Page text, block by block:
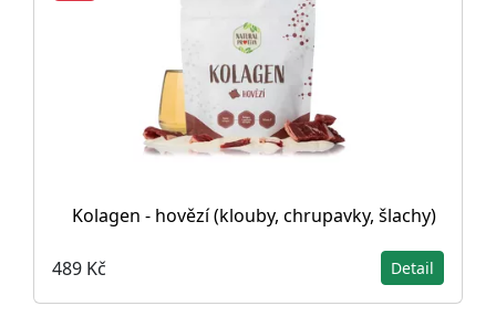
Kolagen - hovězí (klouby, chrupavky, šlachy)
489 Kč Detail